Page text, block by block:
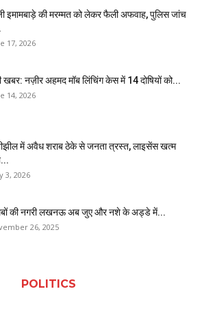
इमामबाड़े की मरम्मत को लेकर फैली अफवाह, पुलिस जांच
17, 2026
खबर: नज़ीर अहमद मॉब लिंचिंग केस में 14 दोषियों को...
14, 2026
में अवैध शराब ठेके से जनता त्रस्त, लाइसेंस खत्म
3, 2026
की नगरी लखनऊ अब जुए और नशे के अड्डे में...
26, 2025
POLITICS